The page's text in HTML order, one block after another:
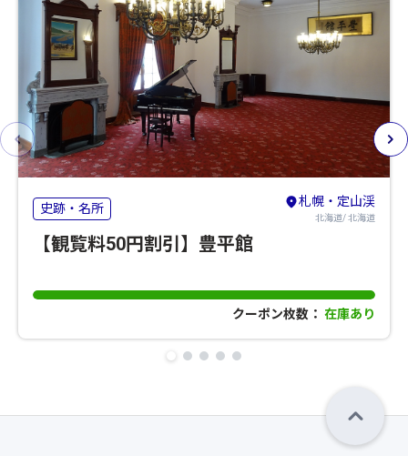
史跡・名所 札幌・定山渓
北海道/ 北海道
【観覧料50円割引】豊平館
クーポン枚数： 在庫あり